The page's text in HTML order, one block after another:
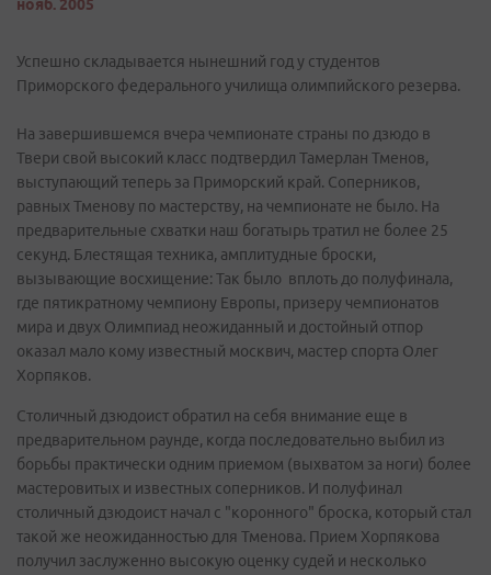
нояб. 2005
Успешно складывается нынешний год у студентов
Приморского федерального училища олимпийского резерва.
На завершившемся вчера чемпионате страны по дзюдо в
Твери свой высокий класс подтвердил Тамерлан Тменов,
выступающий теперь за Приморский край. Соперников,
равных Тменову по мастерству, на чемпионате не было. На
предварительные схватки наш богатырь тратил не более 25
секунд. Блестящая техника, амплитудные броски,
вызывающие восхищение: Так было вплоть до полуфинала,
где пятикратному чемпиону Европы, призеру чемпионатов
мира и двух Олимпиад неожиданный и достойный отпор
оказал мало кому известный москвич, мастер спорта Олег
Хорпяков.
Столичный дзюдоист обратил на себя внимание еще в
предварительном раунде, когда последовательно выбил из
борьбы практически одним приемом (выхватом за ноги) более
мастеровитых и известных соперников. И полуфинал
столичный дзюдоист начал с "коронного" броска, который стал
такой же неожиданностью для Тменова. Прием Хорпякова
получил заслуженно высокую оценку судей и несколько